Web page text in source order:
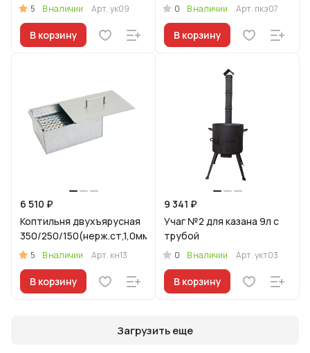
5 В наличии Арт.ук09
В корзину
0 В наличии Арт. пкз07
В корзину
6 510 ₽
Коптильня двухъярусная
350/250/150(нерж.ст,1,0мм)
5 В наличии Арт. кн13
В корзину
9 341 ₽
Учаг №2 для казана 9л с
трубой
0 В наличии Арт.укт03
В корзину
Загрузить еще